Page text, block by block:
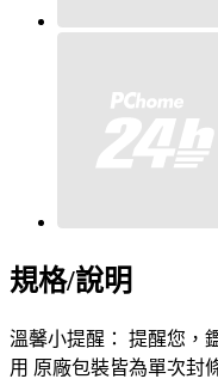
規格/說明
溫馨小提醒： 提醒您，
用 原廠包裝皆為單次封